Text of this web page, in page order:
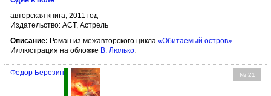
авторская книга, 2011 год
Издательство: АСТ, Астрель
Описание: Роман из межавторского цикла «Обитаемый остров».
Иллюстрация на обложке В. Люлько.
№ 21
Федор Березин